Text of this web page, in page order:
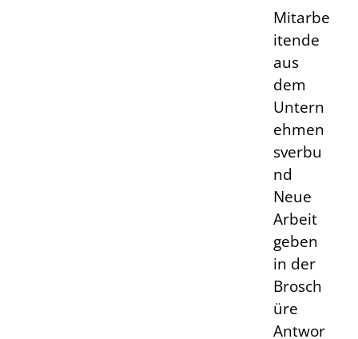
Mitarbe
itende
aus
dem
Untern
ehmen
sverbu
nd
Neue
Arbeit
geben
in der
Brosch
üre
Antwor